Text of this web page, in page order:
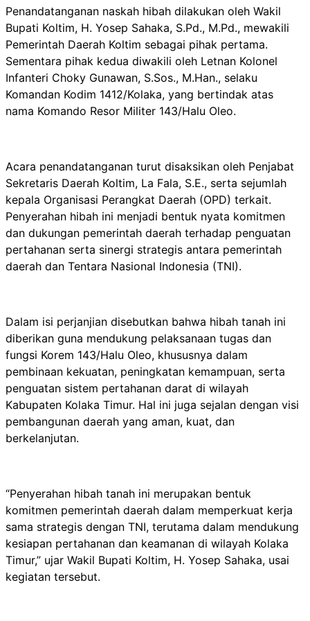
Penandatanganan naskah hibah dilakukan oleh Wakil
Bupati Koltim, H. Yosep Sahaka, S.Pd., M.Pd., mewakili
Pemerintah Daerah Koltim sebagai pihak pertama.
Sementara pihak kedua diwakili oleh Letnan Kolonel
Infanteri Choky Gunawan, S.Sos., M.Han., selaku
Komandan Kodim 1412/Kolaka, yang bertindak atas
nama Komando Resor Militer 143/Halu Oleo.
Acara penandatanganan turut disaksikan oleh Penjabat
Sekretaris Daerah Koltim, La Fala, S.E., serta sejumlah
kepala Organisasi Perangkat Daerah (OPD) terkait.
Penyerahan hibah ini menjadi bentuk nyata komitmen
dan dukungan pemerintah daerah terhadap penguatan
pertahanan serta sinergi strategis antara pemerintah
daerah dan Tentara Nasional Indonesia (TNI).
Dalam isi perjanjian disebutkan bahwa hibah tanah ini
diberikan guna mendukung pelaksanaan tugas dan
fungsi Korem 143/Halu Oleo, khususnya dalam
pembinaan kekuatan, peningkatan kemampuan, serta
penguatan sistem pertahanan darat di wilayah
Kabupaten Kolaka Timur. Hal ini juga sejalan dengan visi
pembangunan daerah yang aman, kuat, dan
berkelanjutan.
“Penyerahan hibah tanah ini merupakan bentuk
komitmen pemerintah daerah dalam memperkuat kerja
sama strategis dengan TNI, terutama dalam mendukung
kesiapan pertahanan dan keamanan di wilayah Kolaka
Timur,” ujar Wakil Bupati Koltim, H. Yosep Sahaka, usai
kegiatan tersebut.